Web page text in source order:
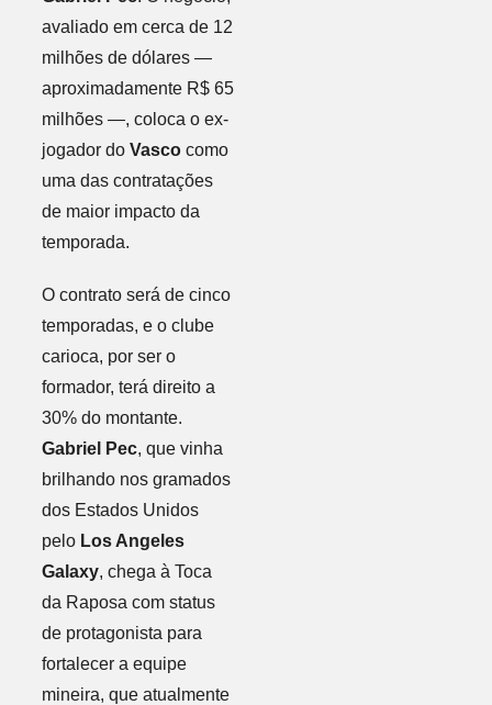
avaliado em cerca de 12
milhões de dólares —
aproximadamente R$ 65
milhões —, coloca o ex-
jogador do Vascocomo
uma das contratações
de maior impacto da
temporada.
O contrato será de cinco
temporadas, e o clube
carioca, por ser o
formador, terá direito a
30% do montante.
Gabriel Pec, que vinha
brilhando nos gramados
dos Estados Unidos
pelo Los Angeles
Galaxy, chega à Toca
da Raposa com status
de protagonista para
fortalecer a equipe
mineira, que atualmente